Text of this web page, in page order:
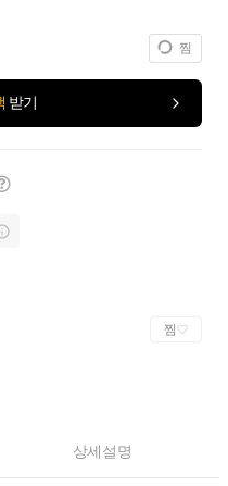
찜
받기
찜
상세설명